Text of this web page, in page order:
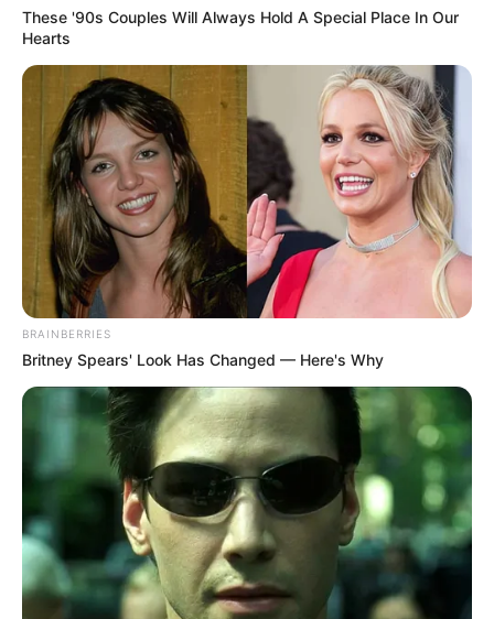
These '90s Couples Will Always Hold A Special Place In Our
Hearts
BRAINBERRIES
Britney Spears' Look Has Changed — Here's Why